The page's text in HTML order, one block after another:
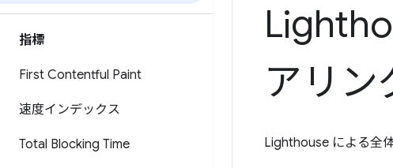
指標
First Contentful Paint
速度インデックス
Total Blocking Time
アリン
Lighthouse による全